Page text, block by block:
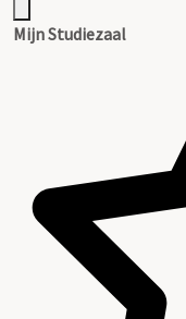
Mijn Studiezaal